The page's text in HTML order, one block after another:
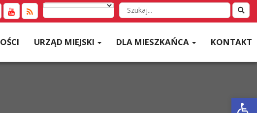
Wyszukaj
w
URZĄD MIEJSKI DLA MIESZKAŃCA KONTAKT